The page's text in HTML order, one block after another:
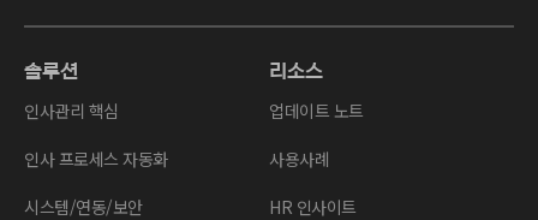
솔루션
인사관리 핵심
인사 프로세스 자동화
시스템/연동/보안
리소스
업데이트 노트
사용사례
HR 인사이트